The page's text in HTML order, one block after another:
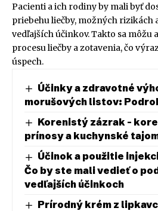
Pacienti a ich rodiny by mali byť
priebehu liečby, možných rizikách
vedľajších účinkov. Takto sa môžu
procesu liečby a zotavenia, čo
úspech.
Účinky a zdravotné
morušových listov:
Korenistý zázrak –
prínosy a kuchynské
Účinok a použitie
Čo by ste mali vedieť o
vedľajších účinkoch
Prírodný krém z